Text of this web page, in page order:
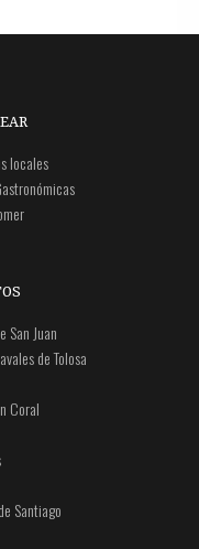
locales
San Juan
de Tolosa
Coral
Santiago